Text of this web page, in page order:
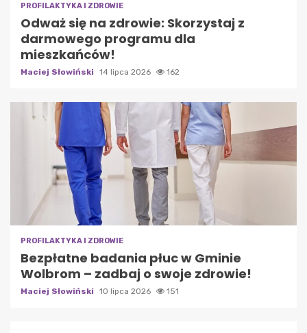
PROFILAKTYKA I ZDROWIE
Odważ się na zdrowie: Skorzystaj z
darmowego programu dla
mieszkańców!
Maciej Słowiński 14 lipca 2026 162
PROFILAKTYKA I ZDROWIE
Bezpłatne badania płuc w Gminie
Wolbrom – zadbaj o swoje zdrowie!
Maciej Słowiński 10 lipca 2026 151